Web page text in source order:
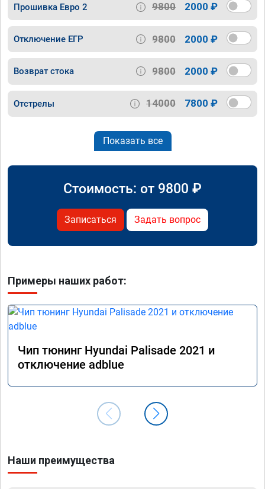
Прошивка Евро 2 9800 2000 ₽
Отключение ЕГР 9800 2000 ₽
Возврат стока 9800 2000 ₽
Отстрелы 14000 7800 ₽
Показать все
Стоимость: от 9800 ₽
Записаться Задать вопрос
Примеры наших работ:
Чип тюнинг Hyundai Palisade 2021 и
отключение adblue
Наши преимущества